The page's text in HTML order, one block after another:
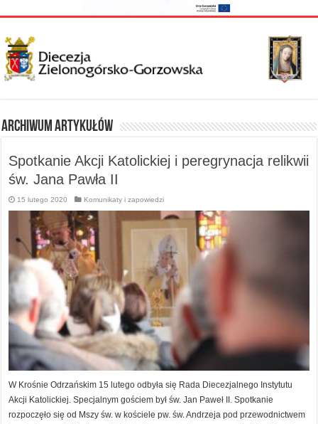
Archiwum artykułów
Spotkanie Akcji Katolickiej i peregrynacja relikwii
św. Jana Pawła II
15 lutego 2020 Komunikaty i zapowiedzi
W Krośnie Odrzańskim 15 lutego odbyła się Rada Diecezjalnego Instytutu
Akcji Katolickiej. Specjalnym gościem był św. Jan Paweł II. Spotkanie
rozpoczęło się od Mszy św. w kościele pw. św. Andrzeja pod przewodnictwem